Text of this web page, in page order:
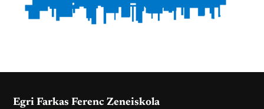
Egri Farkas Ferenc Zeneiskola